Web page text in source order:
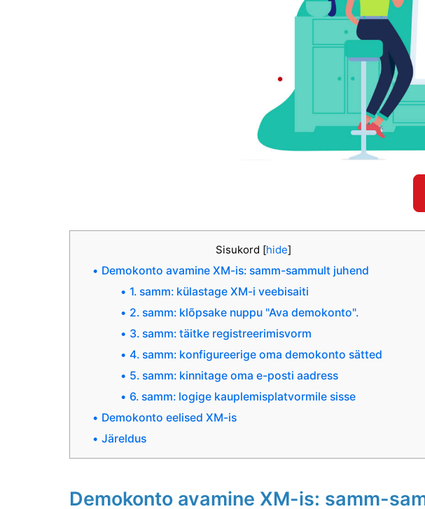
Sisukord [hide]
Demokonto avamine XM-is: samm-sammult juhend
1. samm: külastage XM-i veebisaiti
2. samm: klõpsake nuppu "Ava demokonto".
3. samm: täitke registreerimisvorm
4. samm: konfigureerige oma demokonto sätted
5. samm: kinnitage oma e-posti aadress
6. samm: logige kauplemisplatvormile sisse
Demokonto eelised XM-is
Järeldus
Demokonto avamine XM-is: samm-